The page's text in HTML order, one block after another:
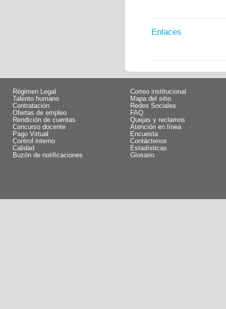
Enlaces
Régimen Legal
Talento humano
Contratación
Ofertas de empleo
Rendición de cuentas
Concurso docente
Pago Virtual
Control interno
Calidad
Buzón de notificaciones
Correo institucional
Mapa del sitio
Redes Sociales
FAQ
Quejas y reclamos
Atención en línea
Encuesta
Contáctenos
Estadísticas
Glosario